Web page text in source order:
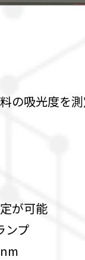
の吸光度を
が可能
ンプ